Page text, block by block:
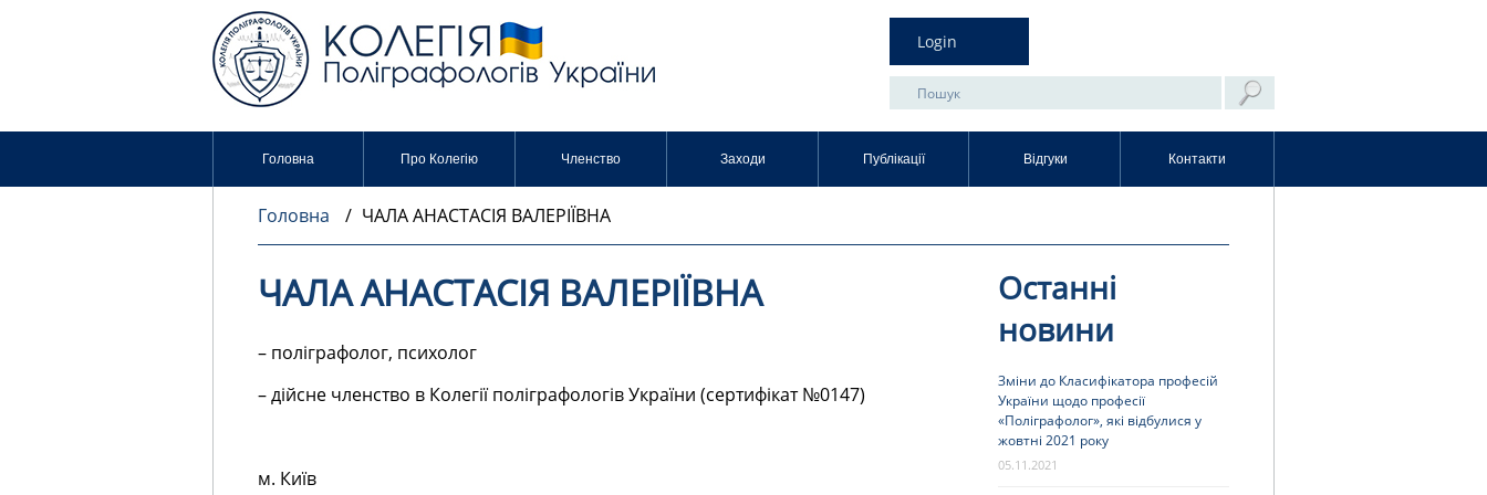
Login
Головна Про Колегію Членство Заходи Публікації Відгуки Контакти
Головна / ЧАЛА АНАСТАСІЯ ВАЛЕРІЇВНА
ЧАЛА АНАСТАСІЯ ВАЛЕРІЇВНА
– поліграфолог, психолог
– дійсне членство в Колегії поліграфологів України (сертифікат №0147)
м. Київ
Останні
новини
Зміни до Класифікатора професій
України щодо професії
«Поліграфолог», які відбулися у
жовтні 2021 року
05.11.2021